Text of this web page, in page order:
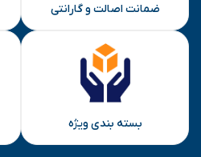
ضمانت اصالت و گارانتی
بسته بندی ویژه